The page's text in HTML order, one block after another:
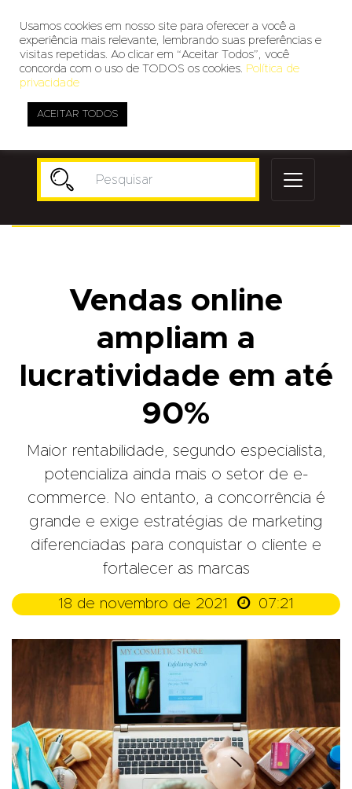
Vendas online
ampliam a
lucratividade em até
90%
Maior rentabilidade, segundo especialista,
potencializa ainda mais o setor de e-
commerce. No entanto, a concorrência é
grande e exige estratégias de marketing
diferenciadas para conquistar o cliente e
fortalecer as marcas
18 de novembro de 2021  07:21
Usamos cookies em nosso site para oferecer a você a
experiência mais relevante, lembrando suas preferências e
visitas repetidas. Ao clicar em “Aceitar Todos”, você
concorda com o uso de TODOS os cookies. Política de
privacidade
ACEITAR TODOS